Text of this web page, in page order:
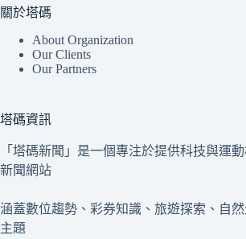
關於塔碼
About Organization
Our Clients
Our Partners
塔碼資訊
「塔碼新聞」是一個專注於提供科技與運
新聞網站
涵蓋數位趨勢、彩券知識、旅遊探索、自
主題